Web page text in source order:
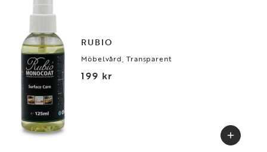
RUBIO
Möbelvård, Transparent
199 kr